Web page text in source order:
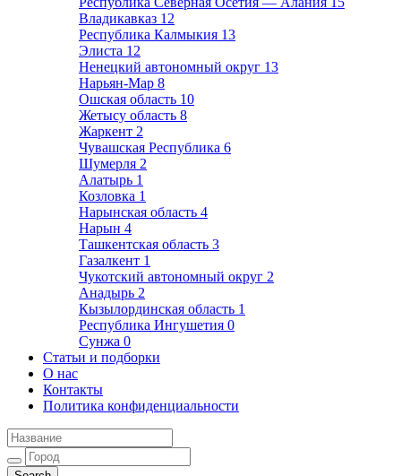
Владикавказ 12
Республика Калмыкия 13
Элиста 12
Ненецкий автономный округ 13
Нарьян-Мар 8
Ошская область 10
Жетысу область 8
Жаркент 2
Чувашская Республика 6
Шумерля 2
Алатырь 1
Козловка 1
Нарынская область 4
Нарын 4
Ташкентская область 3
Газалкент 1
Чукотский автономный округ 2
Анадырь 2
Кызылординская область 1
Республика Ингушетия 0
Сунжа 0
Статьи и подборки
О нас
Контакты
Политика конфиденциальности